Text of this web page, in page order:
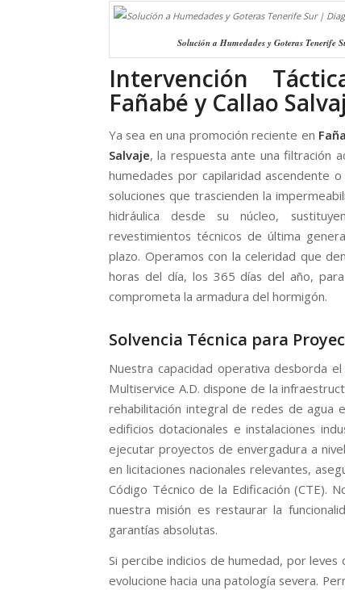
Solución a Humedades y Goteras Tenerife
Intervención
Fañabé y Callao
Ya sea en una promoción reciente en
Salvaje, la respuesta ante una filtración
humedades por capilaridad ascendente
soluciones que trascienden la
hidráulica desde su núcleo,
revestimientos técnicos de última
plazo. Operamos con la celeridad que
horas del día, los 365 días del año,
comprometa la armadura del hormigón.
Solvencia Técnica para
Nuestra capacidad operativa desborda
Multiservice A.D. dispone de la
rehabilitación integral de redes de agua
edificios dotacionales e instalaciones
ejecutar proyectos de envergadura a
en licitaciones nacionales relevantes,
Código Técnico de la Edificación (CTE).
nuestra misión es restaurar la
garantías absolutas.
Si percibe indicios de humedad, por
evolucione hacia una patología severa.